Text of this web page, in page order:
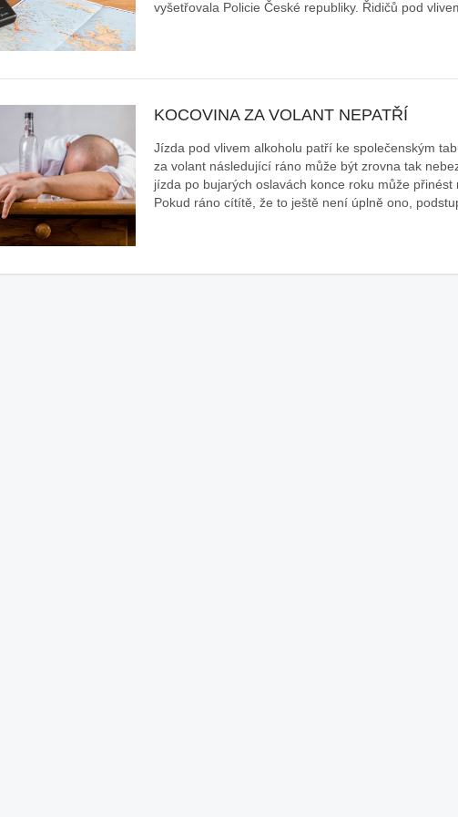
vyšetřovala Policie České republiky. Řidičů pod
KOCOVINA ZA VOLANT NEPATŘÍ
Jízda pod vlivem alkoholu patří ke společenským
za volant následující ráno může být zrovna tak
jízda po bujarých oslavách konce roku může přinést
Pokud ráno cítítě, že to ještě není úplně ono,